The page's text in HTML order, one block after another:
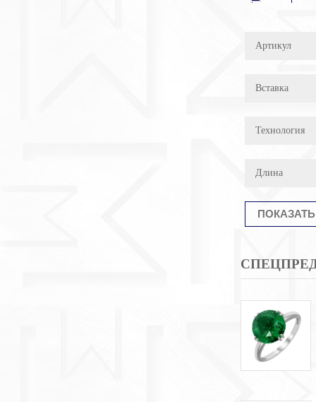
Артикул
Вставка
Технология
Длина